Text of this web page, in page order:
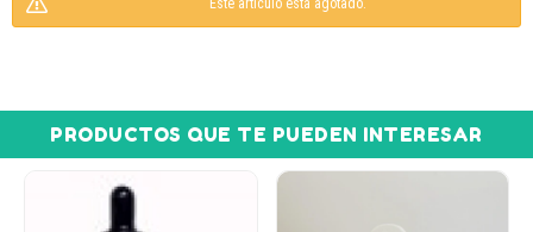
Este artículo está agotado.
PRODUCTOS QUE TE PUEDEN INTERESAR